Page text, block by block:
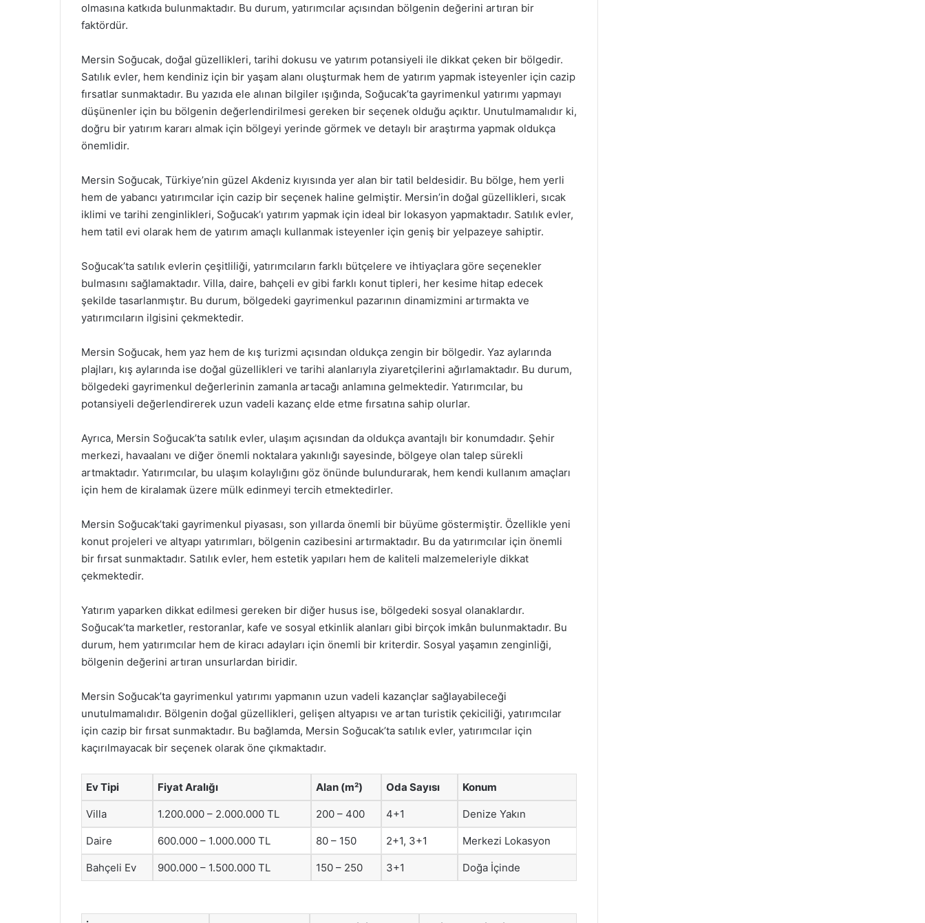
olmasına katkıda bulunmaktadır. Bu durum, yatırımcılar açısından bölgenin değerini artıran bir
faktördür.
Mersin Soğucak, doğal güzellikleri, tarihi dokusu ve yatırım potansiyeli ile dikkat çeken bir bölgedir.
Satılık evler, hem kendiniz için bir yaşam alanı oluşturmak hem de yatırım yapmak isteyenler için cazip
fırsatlar sunmaktadır. Bu yazıda ele alınan bilgiler ışığında, Soğucak’ta gayrimenkul yatırımı yapmayı
düşünenler için bu bölgenin değerlendirilmesi gereken bir seçenek olduğu açıktır. Unutulmamalıdır ki,
doğru bir yatırım kararı almak için bölgeyi yerinde görmek ve detaylı bir araştırma yapmak oldukça
önemlidir.
Mersin Soğucak, Türkiye’nin güzel Akdeniz kıyısında yer alan bir tatil beldesidir. Bu bölge, hem yerli
hem de yabancı yatırımcılar için cazip bir seçenek haline gelmiştir. Mersin’in doğal güzellikleri, sıcak
iklimi ve tarihi zenginlikleri, Soğucak’ı yatırım yapmak için ideal bir lokasyon yapmaktadır. Satılık evler,
hem tatil evi olarak hem de yatırım amaçlı kullanmak isteyenler için geniş bir yelpazeye sahiptir.
Soğucak’ta satılık evlerin çeşitliliği, yatırımcıların farklı bütçelere ve ihtiyaçlara göre seçenekler
bulmasını sağlamaktadır. Villa, daire, bahçeli ev gibi farklı konut tipleri, her kesime hitap edecek
şekilde tasarlanmıştır. Bu durum, bölgedeki gayrimenkul pazarının dinamizmini artırmakta ve
yatırımcıların ilgisini çekmektedir.
Mersin Soğucak, hem yaz hem de kış turizmi açısından oldukça zengin bir bölgedir. Yaz aylarında
plajları, kış aylarında ise doğal güzellikleri ve tarihi alanlarıyla ziyaretçilerini ağırlamaktadır. Bu durum,
bölgedeki gayrimenkul değerlerinin zamanla artacağı anlamına gelmektedir. Yatırımcılar, bu
potansiyeli değerlendirerek uzun vadeli kazanç elde etme fırsatına sahip olurlar.
Ayrıca, Mersin Soğucak’ta satılık evler, ulaşım açısından da oldukça avantajlı bir konumdadır. Şehir
merkezi, havaalanı ve diğer önemli noktalara yakınlığı sayesinde, bölgeye olan talep sürekli
artmaktadır. Yatırımcılar, bu ulaşım kolaylığını göz önünde bulundurarak, hem kendi kullanım amaçları
için hem de kiralamak üzere mülk edinmeyi tercih etmektedirler.
Mersin Soğucak’taki gayrimenkul piyasası, son yıllarda önemli bir büyüme göstermiştir. Özellikle yeni
konut projeleri ve altyapı yatırımları, bölgenin cazibesini artırmaktadır. Bu da yatırımcılar için önemli
bir fırsat sunmaktadır. Satılık evler, hem estetik yapıları hem de kaliteli malzemeleriyle dikkat
çekmektedir.
Yatırım yaparken dikkat edilmesi gereken bir diğer husus ise, bölgedeki sosyal olanaklardır.
Soğucak’ta marketler, restoranlar, kafe ve sosyal etkinlik alanları gibi birçok imkân bulunmaktadır. Bu
durum, hem yatırımcılar hem de kiracı adayları için önemli bir kriterdir. Sosyal yaşamın zenginliği,
bölgenin değerini artıran unsurlardan biridir.
Mersin Soğucak’ta gayrimenkul yatırımı yapmanın uzun vadeli kazançlar sağlayabileceği
unutulmamalıdır. Bölgenin doğal güzellikleri, gelişen altyapısı ve artan turistik çekiciliği, yatırımcılar
için cazip bir fırsat sunmaktadır. Bu bağlamda, Mersin Soğucak’ta satılık evler, yatırımcılar için
kaçırılmayacak bir seçenek olarak öne çıkmaktadır.
Ev Tipi Fiyat Aralığı Alan (m²) Oda Sayısı Konum
Villa 1.200.000 – 2.000.000 TL 200 – 400 4+1 Denize Yakın
Daire 600.000 – 1.000.000 TL 80 – 150 2+1, 3+1 Merkezi Lokasyon
Bahçeli Ev 900.000 – 1.500.000 TL 150 – 250 3+1 Doğa İçinde